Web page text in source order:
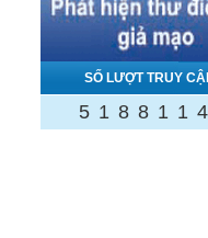
SỐ LƯỢT TRUY
5 1 8 8 1 1 4